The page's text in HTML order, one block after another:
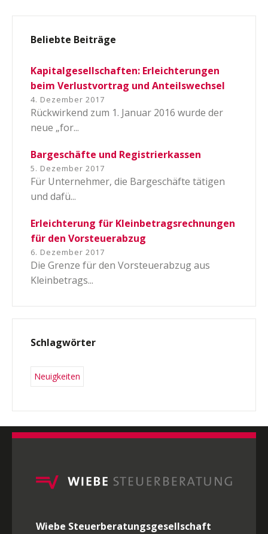
Beliebte Beiträge
Kapitalgesellschaften: Erleichterungen
beim Verlustvortrag und Anteilswechsel
4. Dezember 2017
Rückwirkend zum 1. Januar 2016 wurde der
neue „for...
Bargeschäfte und Registrierkassen
5. Dezember 2017
Für Unternehmer, die Bargeschäfte tätigen
und dafü...
Erleichterung für Kleinbetragsrechnungen
für den Vorsteuerabzug
6. Dezember 2017
Die Grenze für den Vorsteuerabzug aus
Kleinbetrags...
Schlagwörter
Neuigkeiten
Wiebe Steuerberatungsgesellschaft